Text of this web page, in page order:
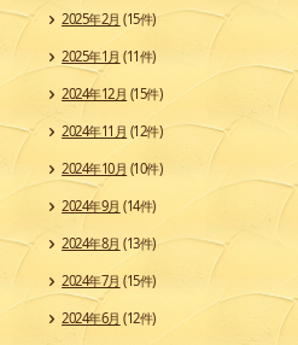
2025年2月 (15件)
2025年1月 (11件)
2024年12月 (15件)
2024年11月 (12件)
2024年10月 (10件)
2024年9月 (14件)
2024年8月 (13件)
2024年7月 (15件)
2024年6月 (12件)